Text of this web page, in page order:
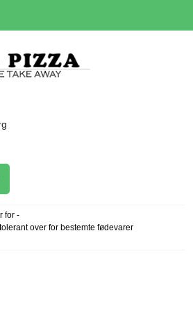
for -
over for bestemte fødevarer